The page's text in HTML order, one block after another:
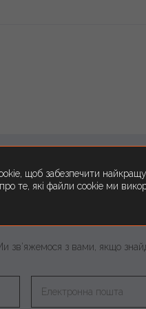
робочу
зв’яжемося з вами, якщо
щоб забезпечити
те, які файли cookie ми